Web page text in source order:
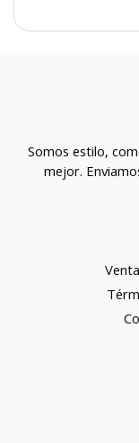
Somos estilo,
mejor.